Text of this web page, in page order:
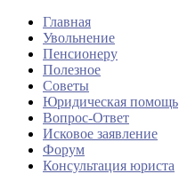
Главная
Увольнение
Пенсионеру
Полезное
Советы
Юридическая помощь
Вопрос-Ответ
Исковое заявление
Форум
Консультация юриста